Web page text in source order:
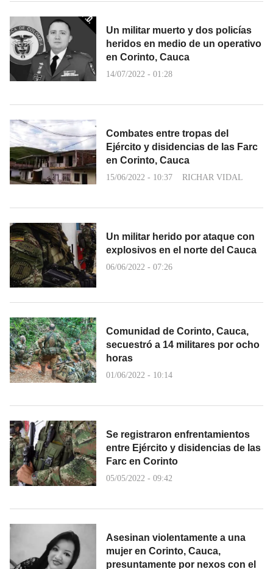
Un militar muerto y dos policías
heridos en medio de un operativo
en Corinto, Cauca
14/07/2022 - 01:28
Combates entre tropas del
Ejército y disidencias de las Farc
en Corinto, Cauca
15/06/2022 - 10:37 RICHAR VIDAL
Un militar herido por ataque con
explosivos en el norte del Cauca
06/06/2022 - 07:26
Comunidad de Corinto, Cauca,
secuestró a 14 militares por ocho
horas
01/06/2022 - 10:14
Se registraron enfrentamientos
entre Ejército y disidencias de las
Farc en Corinto
05/05/2022 - 09:42
Asesinan violentamente a una
mujer en Corinto, Cauca,
presuntamente por nexos con el